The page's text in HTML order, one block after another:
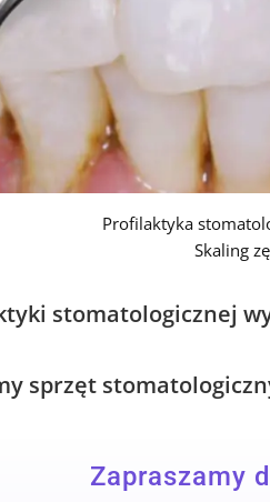
Profilaktyka
Skaling
stomatologicznej
sprzęt
Zapraszamy